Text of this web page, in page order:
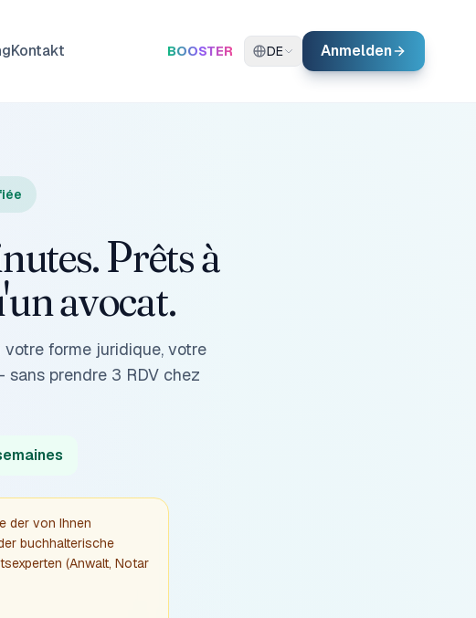
Kontakt BOOSTER DE Anmelden
Prêts à
avocat.
forme juridique, votre
prendre 3 RDV chez
der von Ihnen
buchhalterische
(Anwalt, Notar